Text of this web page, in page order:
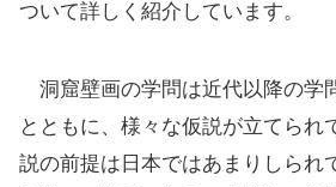
ついて詳しく紹介しています。
洞窟壁画の学問は近代以降の学
とともに、様々な仮説が立てられ
説の前提は日本ではあまりしられ